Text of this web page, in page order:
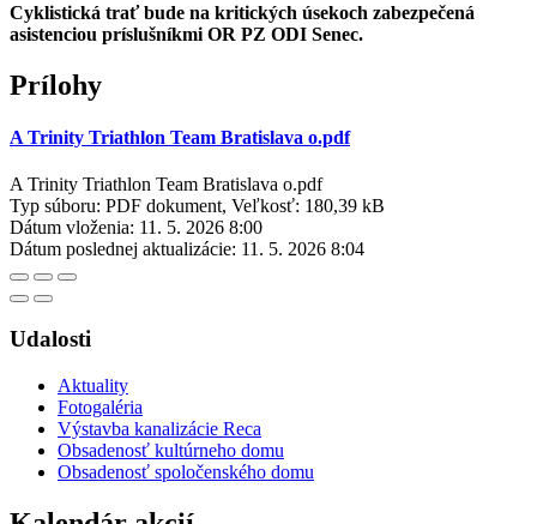
Cyklistická trať bude na kritických úsekoch zabezpečená
asistenciou príslušníkmi OR PZ ODI Senec.
Prílohy
A Trinity Triathlon Team Bratislava o.pdf
A Trinity Triathlon Team Bratislava o.pdf
Typ súboru: PDF dokument, Veľkosť: 180,39 kB
Dátum vloženia: 11. 5. 2026 8:00
Dátum poslednej aktualizácie: 11. 5. 2026 8:04
Udalosti
Aktuality
Fotogaléria
Výstavba kanalizácie Reca
Obsadenosť kultúrneho domu
Obsadenosť spoločenského domu